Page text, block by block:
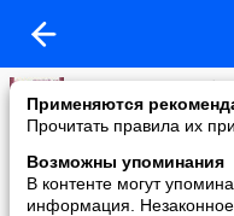
Применяются
Прочитать правила их
Возможны упоминания
В контенте могут
информация. Незаконное
СУДАРУШКА - Клуб
added a photo
25 Mar в 08:23